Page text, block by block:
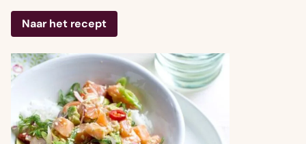
Naar het recept